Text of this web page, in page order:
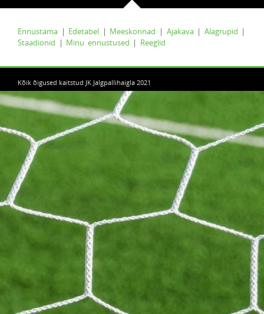
Ennustama | Edetabel | Meeskonnad | Ajakava| Alagrupid |
Staadionid | Minu ennustused | Reeglid
Kõik õigused kaitstud JK Jalgpallihaigla 2021